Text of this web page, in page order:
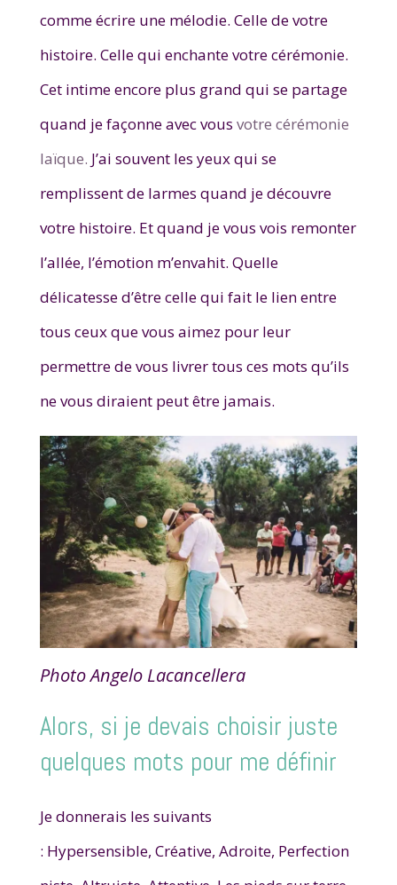
comme écrire une mélodie. Celle de votre
histoire. Celle qui enchante votre cérémonie.
Cet intime encore plus grand qui se partage
quand je façonne avec vous votre cérémonie
laïque. J’ai souvent les yeux qui se
remplissent de larmes quand je découvre
votre histoire. Et quand je vous vois remonter
l’allée, l’émotion m’envahit. Quelle
délicatesse d’être celle qui fait le lien entre
tous ceux que vous aimez pour leur
permettre de vous livrer tous ces mots qu’ils
ne vous diraient peut être jamais.
Photo Angelo Lacancellera
Alors, si je devais choisir juste
quelques mots pour me définir
Je donnerais les suivants
: Hypersensible, Créative, Adroite, Perfection